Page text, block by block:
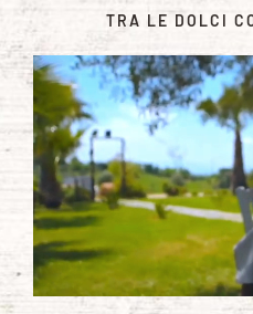
LA CUCINA
LE PIZZE
LA CANTINA
MENU
TRA LE DOLCI